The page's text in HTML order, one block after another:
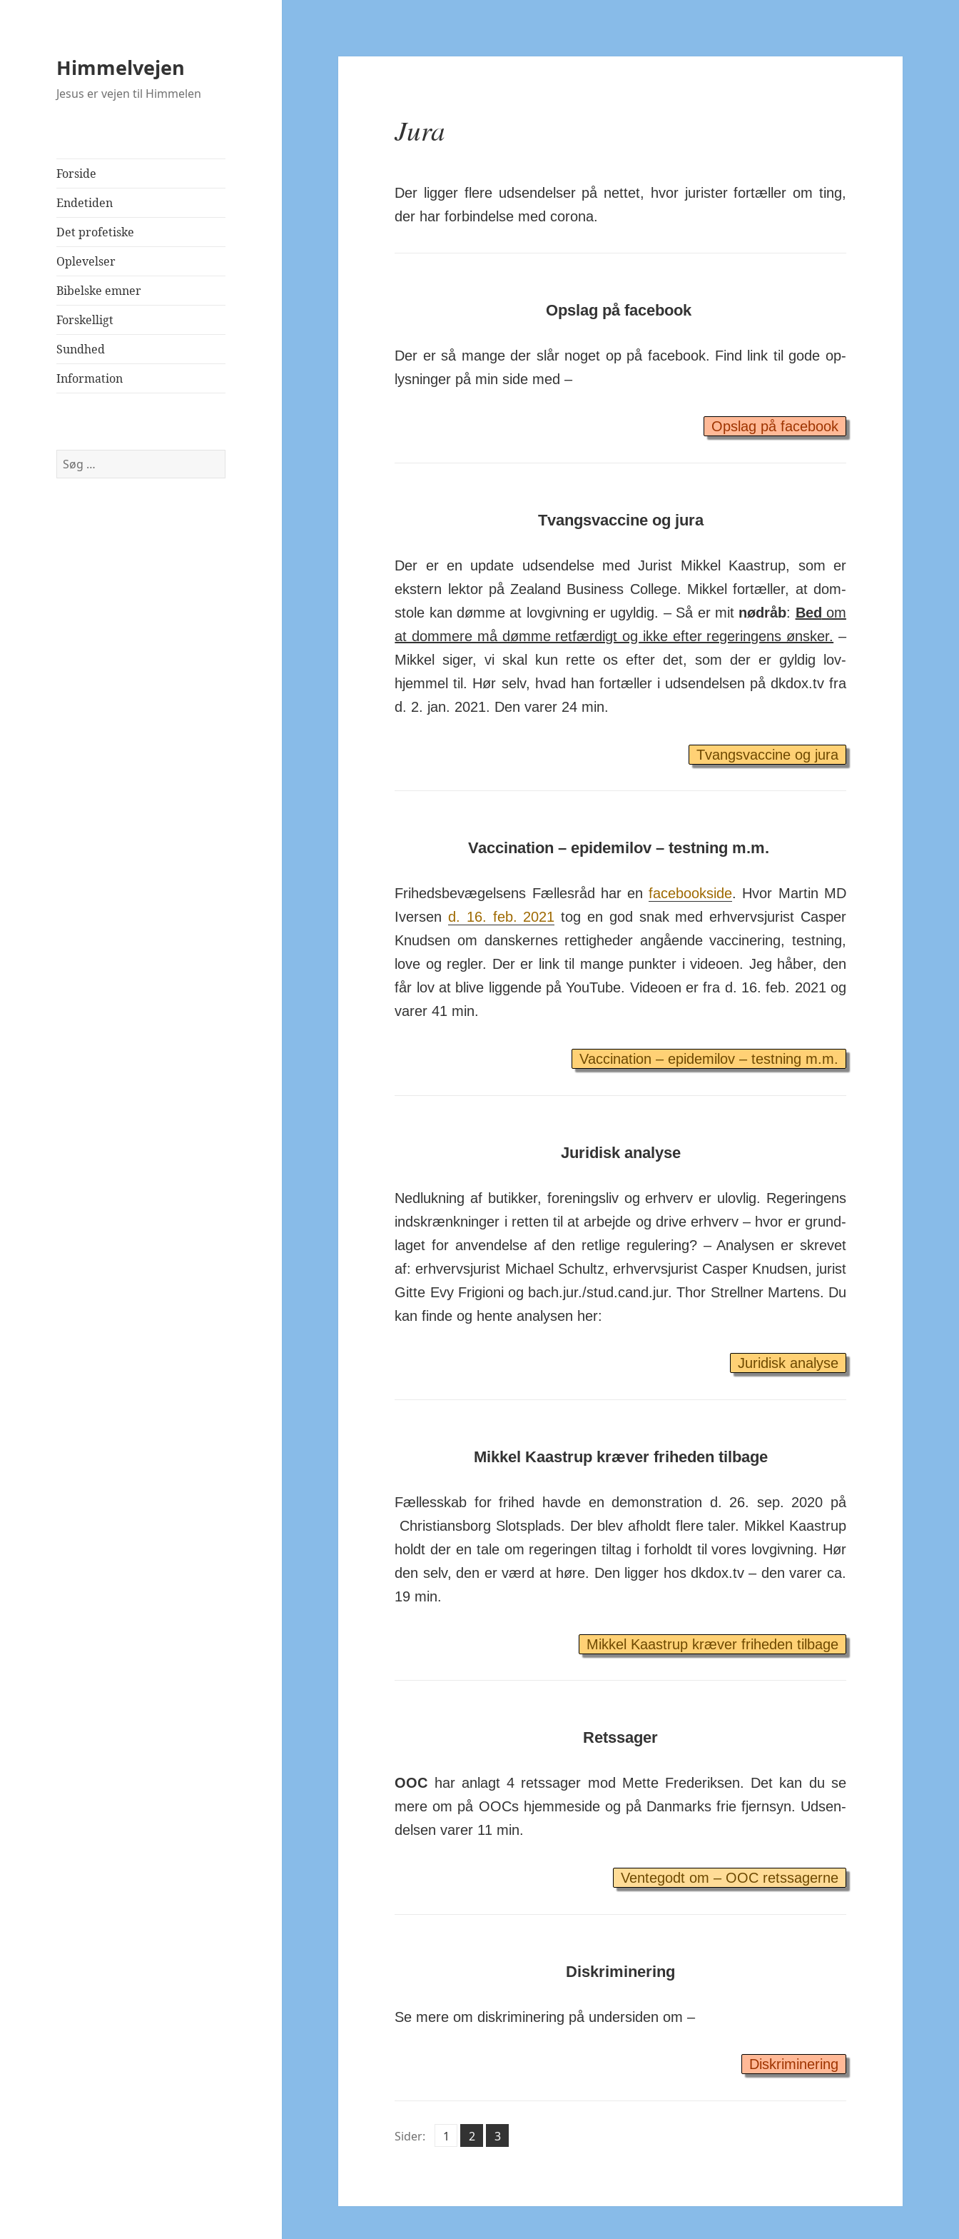
Himmelvejen
Jesus er vejen til Himmelen
Forside
Endetiden
Det profetiske
Oplevelser
Bibelske emner
Forskelligt
Sundhed
Information
Søg
efter:
Jura
Der ligger flere udsendelser på nettet, hvor jurister for­tæller om ting,
der har for­bin­delse med corona.
Opslag på facebook
Der er så mange der slår noget op på face­book. Find link til gode op­
lys­ninger på min side med –
Opslag på facebook
Tvangsvaccine og jura
Der er en update ud­sen­delse med Jurist Mikkel Kaas­trup, som er
ekstern lektor på Zea­land Busi­ness College. Mikkel for­tæller, at dom­
stole kan dømme at lov­givning er ugyldig. – Så er mit nødråb: Bed om
at dommere må dømme ret­fær­digt og ikke efter reger­ingens ønsker. –
Mikkel siger, vi skal kun rette os efter det, som der er gyldig lov­
hjemmel til. Hør selv, hvad han fortæller i ud­sen­delsen på dkdox.tv fra
d. 2. jan. 2021. Den varer 24 min.
Tvangsvaccine og jura
Vaccination – epidemilov – testning m.m.
Frihedsbevægelsens Fællesråd har enface­book­side. Hvor Martin MD
Iversend. 16. feb. 2021 tog en god snak med erhvervs­jurist Casper
Knudsen om dan­skernes ret­tig­heder an­gående vac­ci­nering, testning,
love og regler. Der er link til mange punkter i videoen. Jeg håber, den
får lov at blive liggende på YouTube. Videoen er fra d. 16. feb. 2021 og
varer 41 min.
Vaccination – epidemilov – testning m.m.
Juridisk analyse
Nedlukning af butikker, for­enings­liv og er­hverv er ulov­lig. Reger­ingens
ind­skrænk­ninger i retten til at arbejde og drive erhverv – hvor er grund­
laget for an­ven­delse af den retlige regu­lering? – Ana­lysen er skrevet
af: er­hvervs­jurist Michael Schultz, er­hvervs­jurist Casper Knudsen, jurist
Gitte Evy Frigioni og bach.­jur./­stud.­cand.­jur. Thor Strellner Martens. Du
kan finde og hente ana­lysen her:
Juridisk analyse
Mikkel Kaastrup kræver friheden tilbage
Fællesskab for frihed havde en demon­stra­tion d. 26. sep. 2020 på
Chris­tians­borg Slots­plads. Der blev afholdt flere taler. Mikkel Kaas­trup
holdt der en tale om regeringen tiltag i forholdt til vores lovgivning. Hør
den selv, den er værd at høre. Den ligger hos dkdox.tv – den varer ca.
19 min.
Mikkel Kaastrup kræver friheden tilbage
Retssager
OOC har anlagt 4 rets­sager mod Mette Frede­riksen. Det kan du se
mere om på OOCs hjemme­side og på Danmarks frie fjern­syn. Ud­sen­
delsen varer 11 min.
Ventegodt om – OOC retssagerne
Diskriminering
Se mere om diskriminering på undersiden om –
Diskriminering
Sider: Side
1 ,
Side
2 ,
Side
3